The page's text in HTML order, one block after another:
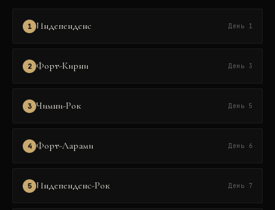
1 Индепенденс День 1
2 Форт-Кирни День 3
3 Чимни-Рок День 5
4 Форт-Ларами День 6
5 Индепенденс-Рок День 7